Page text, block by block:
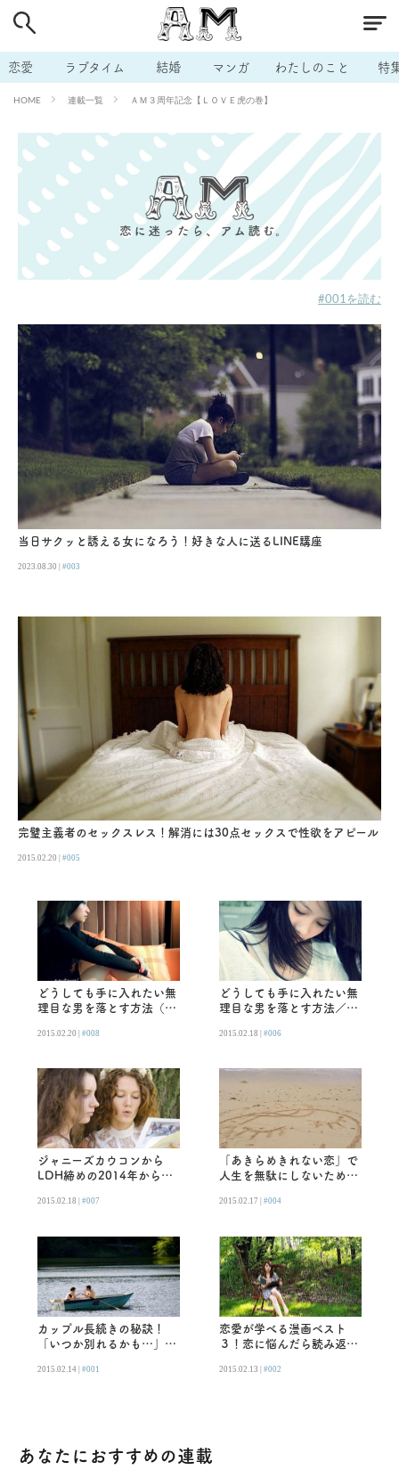
恋愛 ラブタイム 結婚 マンガ わたしのこと 特
HOME 連載一覧 ＡＭ３周年記念【ＬＯＶＥ虎の巻】
#001を読む
当日サクッと誘える女になろう！好きな人に送るLINE講座
2023.08.30 | #003
完璧主義者のセックスレス！解消には30点セックスで性欲をアピール
2015.02.20 | #005
どうしても手に入れたい無
理目な男を落とす方法（後
2015.02.20 | #008
どうしても手に入れたい無
理目な男を落とす方法／下
2015.02.18 | #006
ジャニーズカウコンから
LDH締めの2014年からの
2015.02.18 | #007
「あきらめきれない恋」で
人生を無駄にしないために
2015.02.17 | #004
カップル長続きの秘訣！
「いつか別れるかも…」の
2015.02.14 | #001
恋愛が学べる漫画ベスト
３！恋に悩んだら読み返し
2015.02.13 | #002
あなたにおすすめの連載
# 男の本音 # セフレ
# 不倫 # 出会う方法 # マッチングアプリ
# ラブグッズ # 体の相性 # イケない
# 恋愛相談 # モテテク # セフレから本命へ
# 結婚したい # セフレがほしい # 夫婦の悩み
# おもしろライフ